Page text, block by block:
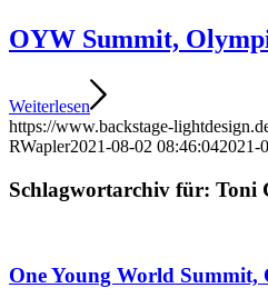
OYW Summit,
Weiterlesen
https://www.backstage-
RWapler2021-08-02 08:46:042021-
Schlagwortarchiv für: Toni
One Young World